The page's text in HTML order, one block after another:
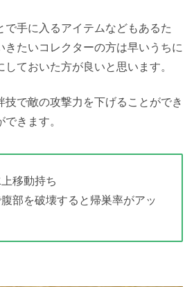
で手に入るアイテムなどもあるた
きたいコレクターの方は早いうちに
しておいた方が良いと思います。
技で敵の攻撃力を下げることができ
きます。
移動持ち
腹部を破壊すると帰巣率がアッ